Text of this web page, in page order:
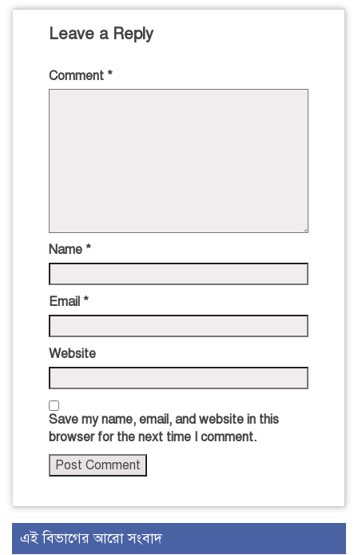
Leave a Reply
Comment *
Name *
Email *
Website
Save my name, email, and website in this
browser for the next time I comment.
এই বিভাগের আরো সংবাদ